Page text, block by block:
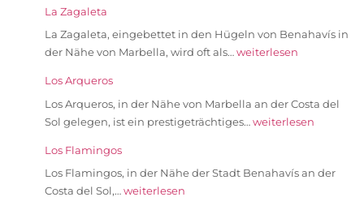
La Zagaleta
La Zagaleta, eingebettet in den Hügeln von Benahavís in
der Nähe von Marbella, wird oft als…weiterlesen
Los Arqueros
Los Arqueros, in der Nähe von Marbella an der Costa del
Sol gelegen, ist ein prestigeträchtiges… weiterlesen
Los Flamingos
Los Flamingos, in der Nähe der Stadt Benahavís an der
Costa del Sol,…weiterlesen